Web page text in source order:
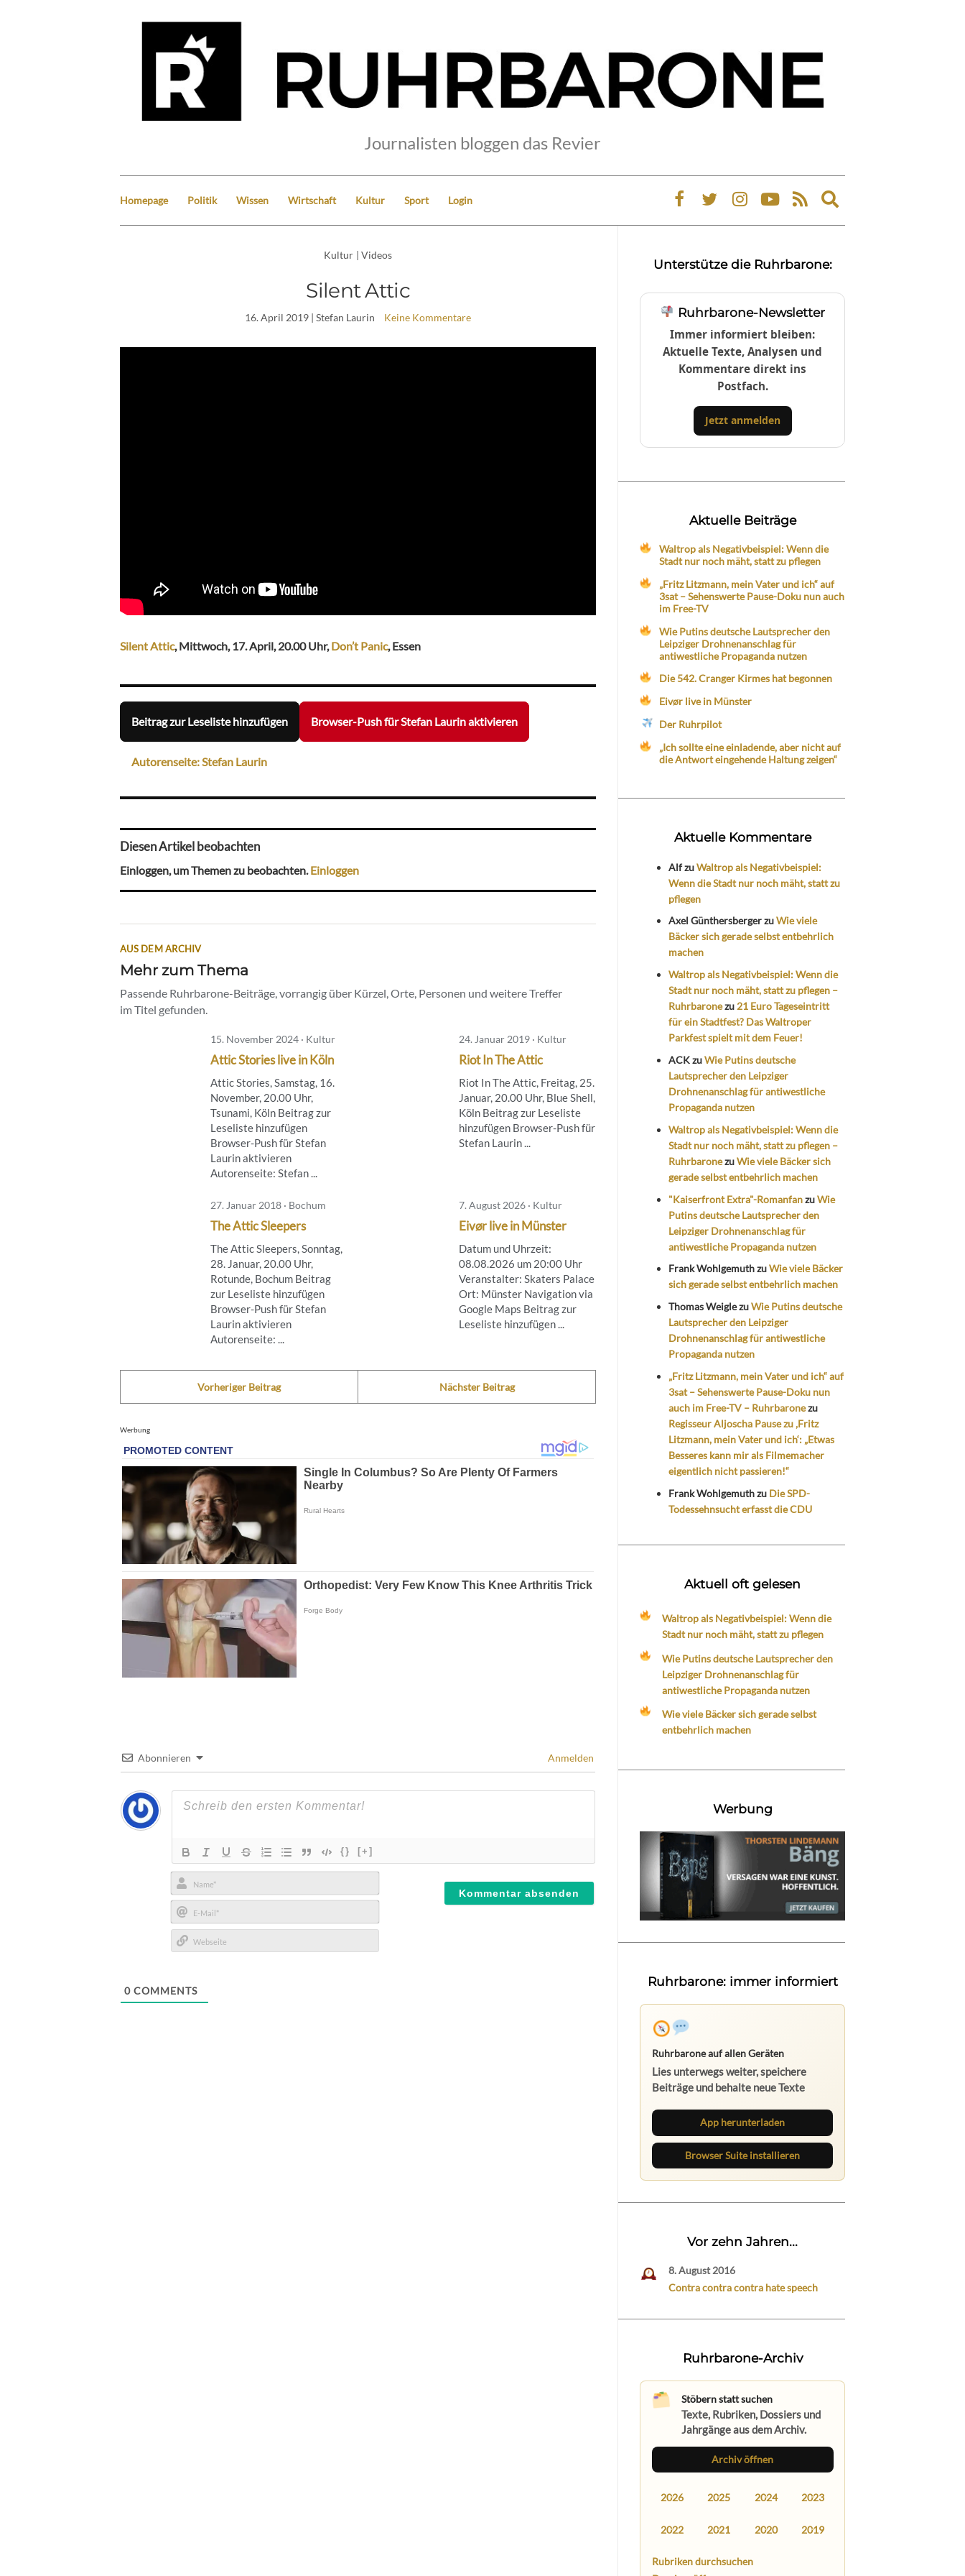
Journalisten bloggen das Revier
Homepage Politik Wissen Wirtschaft Kultur Sport Login
Expand
search
Kultur | Videos
Silent Attic
16. April 2019 | Stefan Laurin Keine Kommentare
Silent Attic, Mittwoch, 17. April, 20.00 Uhr,Don’t Panic, Essen
Beitrag zur Leseliste hinzufügen Browser-Push für Stefan Laurin aktivieren
Autorenseite: Stefan Laurin
Diesen Artikel beobachten
Einloggen, um Themen zu beobachten.Einloggen
AUS DEM ARCHIV
Mehr zum Thema
Passende Ruhrbarone-Beiträge, vorrangig über Kürzel, Orte, Personen und weitere Treffer
im Titel gefunden.
15. November 2024 · Kultur
Attic Stories live in Köln
Attic Stories, Samstag, 16.
November, 20.00 Uhr,
Tsunami, Köln Beitrag zur
Leseliste hinzufügen
Browser-Push für Stefan
Laurin aktivieren
Autorenseite: Stefan ...
24. Januar 2019 · Kultur
Riot In The Attic
Riot In The Attic, Freitag, 25.
Januar, 20.00 Uhr, Blue Shell,
Köln Beitrag zur Leseliste
hinzufügen Browser-Push für
Stefan Laurin ...
27. Januar 2018 · Bochum
The Attic Sleepers
The Attic Sleepers, Sonntag,
28. Januar, 20.00 Uhr,
Rotunde, Bochum Beitrag
zur Leseliste hinzufügen
Browser-Push für Stefan
Laurin aktivieren
Autorenseite: ...
7. August 2026 · Kultur
Eivør live in Münster
Datum und Uhrzeit:
08.08.2026 um 20:00 Uhr
Veranstalter: Skaters Palace
Ort: Münster Navigation via
Google Maps Beitrag zur
Leseliste hinzufügen ...
Vorheriger Beitrag Nächster Beitrag
Werbung
Abonnieren Anmelden
{} [+]
Name*
E-
Mail*
0 COMMENTS
Unterstütze die Ruhrbarone:
Ruhrbarone-Newsletter
Immer informiert bleiben:
Aktuelle Texte, Analysen und
Kommentare direkt ins
Postfach.
Jetzt anmelden
Aktuelle Beiträge
Waltrop als Negativbeispiel: Wenn die
Stadt nur noch mäht, statt zu pflegen
„Fritz Litzmann, mein Vater und ich“ auf
3sat – Sehenswerte Pause-Doku nun auch
im Free-TV
Wie Putins deutsche Lautsprecher den
Leipziger Drohnenanschlag für
antiwestliche Propaganda nutzen
Die 542. Cranger Kirmes hat begonnen
Eivør live in Münster
Der Ruhrpilot
„Ich sollte eine einladende, aber nicht auf
die Antwort eingehende Haltung zeigen“
Aktuelle Kommentare
AlfzuWaltrop als Negativbeispiel:
Wenn die Stadt nur noch mäht, statt zu
pflegen
Axel GünthersbergerzuWie viele
Bäcker sich gerade selbst entbehrlich
machen
Waltrop als Negativbeispiel: Wenn die
Stadt nur noch mäht, statt zu pflegen –
Ruhrbaronezu 21 Euro Tageseintritt
für ein Stadtfest? Das Waltroper
Parkfest spielt mit dem Feuer!
ACKzuWie Putins deutsche
Lautsprecher den Leipziger
Drohnenanschlag für antiwestliche
Propaganda nutzen
Waltrop als Negativbeispiel: Wenn die
Stadt nur noch mäht, statt zu pflegen –
RuhrbaronezuWie viele Bäcker sich
gerade selbst entbehrlich machen
"Kaiserfront Extra"-RomanfanzuWie
Putins deutsche Lautsprecher den
Leipziger Drohnenanschlag für
antiwestliche Propaganda nutzen
Frank WohlgemuthzuWie viele Bäcker
sich gerade selbst entbehrlich machen
Thomas WeiglezuWie Putins deutsche
Lautsprecher den Leipziger
Drohnenanschlag für antiwestliche
Propaganda nutzen
„Fritz Litzmann, mein Vater und ich“ auf
3sat – Sehenswerte Pause-Doku nun
auch im Free-TV – Ruhrbaronezu
Regisseur Aljoscha Pause zu ‚Fritz
Litzmann, mein Vater und ich‘: „Etwas
Besseres kann mir als Filmemacher
eigentlich nicht passieren!“
Frank Wohlgemuthzu Die SPD-
Todessehnsucht erfasst die CDU
Aktuell oft gelesen
Waltrop als Negativbeispiel: Wenn die
Stadt nur noch mäht, statt zu pflegen
Wie Putins deutsche Lautsprecher den
Leipziger Drohnenanschlag für
antiwestliche Propaganda nutzen
Wie viele Bäcker sich gerade selbst
entbehrlich machen
Werbung
Ruhrbarone: immer informiert
Ruhrbarone auf allen Geräten
Lies unterwegs weiter, speichere
Beiträge und behalte neue Texte
App herunterladen
Browser Suite installieren
Vor zehn Jahren...
8. August 2016
Contra contra contra hate speech
Ruhrbarone-Archiv
Stöbern statt suchen
Texte, Rubriken, Dossiers und
Jahrgänge aus dem Archiv.
Archiv öffnen
2026 2025 2024 2023
2022 2021 2020 2019
Rubriken durchsuchen